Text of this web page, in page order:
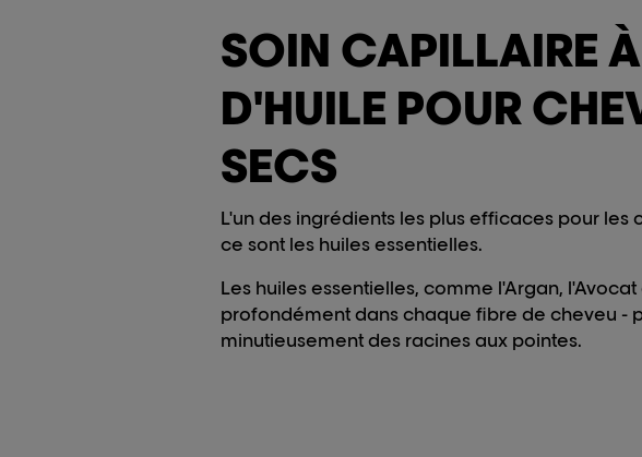
SOIN CAPILLAIRE
D'HUILE POUR
SECS
L'un des ingrédients les plus efficaces pour les
ce sont les huiles essentielles.
Les huiles essentielles, comme l'Argan,
profondément dans chaque fibre de cheveu -
minutieusement des racines aux pointes.